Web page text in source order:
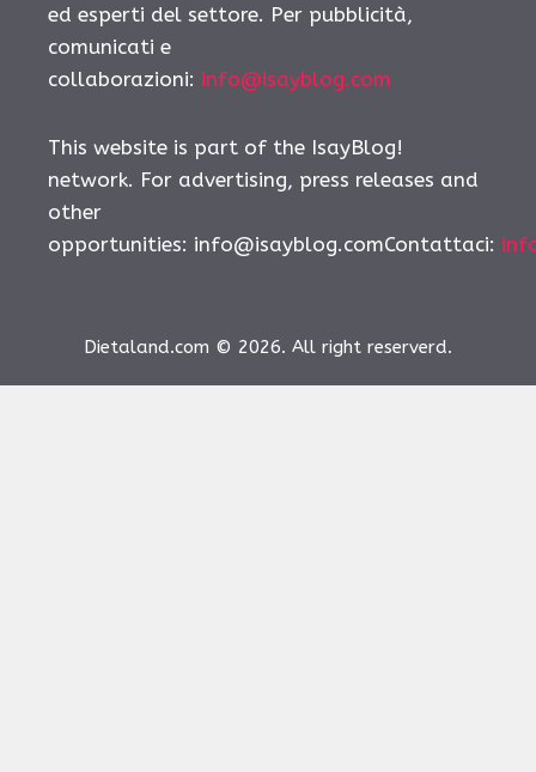
ed esperti del settore. Per pubblicità,
comunicati e
collaborazioni: info@isayblog.com
This website is part of the IsayBlog!
network. For advertising, press releases and
other
opportunities: info@isayblog.comContattaci:
Dietaland.com © 2026. All right reserverd.